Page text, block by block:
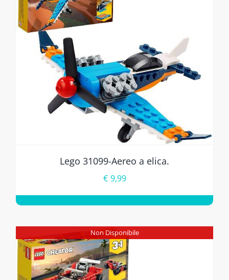
Lego 31099-Aereo a elica.
€ 9,99
Non Disponibile